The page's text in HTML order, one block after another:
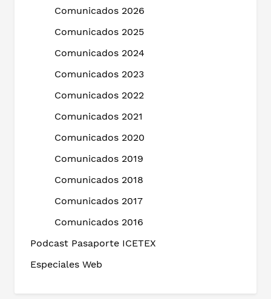
Comunicados 2026
Comunicados 2025
Comunicados 2024
Comunicados 2023
Comunicados 2022
Comunicados 2021
Comunicados 2020
Comunicados 2019
Comunicados 2018
Comunicados 2017
Comunicados 2016
Podcast Pasaporte ICETEX
Especiales Web